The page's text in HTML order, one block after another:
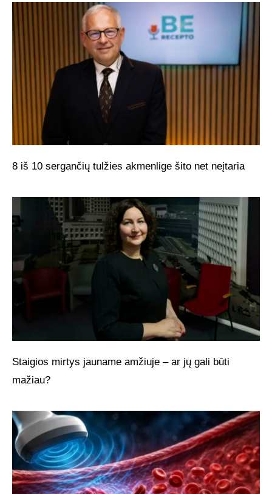
8 iš 10 sergančių tulžies akmenlige šito net neįtaria
Staigios mirtys jauname amžiuje – ar jų gali būti
mažiau?